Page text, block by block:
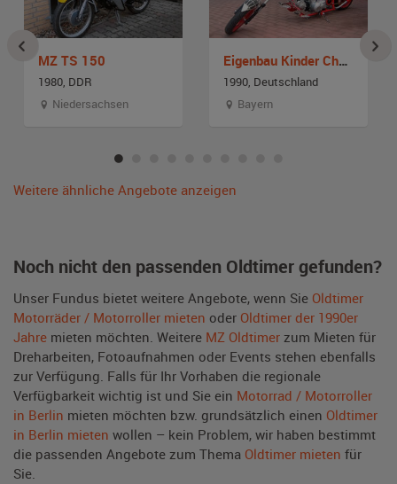
MZ TS 150
1980, DDR
Niedersachsen
Eigenbau Kinder Chopper
1990, Deutschland
Bayern
Weitere ähnliche Angebote anzeigen
Noch nicht den passenden Oldtimer gefunden?
Unser Fundus bietet weitere Angebote, wenn Sie Oldtimer
Motorräder / Motorroller mieten oder Oldtimer der 1990er
Jahre mieten möchten. Weitere MZ Oldtimer zum Mieten für
Dreharbeiten, Fotoaufnahmen oder Events stehen ebenfalls
zur Verfügung. Falls für Ihr Vorhaben die regionale
Verfügbarkeit wichtig ist und Sie ein Motorrad / Motorroller
in Berlin mieten möchten bzw. grundsätzlich einen Oldtimer
in Berlin mieten wollen – kein Problem, wir haben bestimmt
die passenden Angebote zum Thema Oldtimer mieten für
Sie.